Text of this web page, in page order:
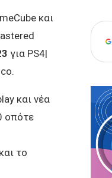
και
για PS4|
και νέα
οπότε
το